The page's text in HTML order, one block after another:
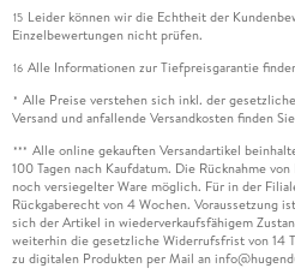
15 Leider können wir die Echtheit der
Einzelbewertungen nicht prüfen.
16 Alle Informationen zur Tiefpreisgarantie
* Alle Preise verstehen sich inkl. der
Versand und anfallende Versandkosten finden Sie
*** Alle online gekauften Versandartikel
100 Tagen nach Kaufdatum. Die Rücknahme
noch versiegelter Ware möglich. Für in der
Rückgaberecht von 4 Wochen. Voraussetzung
sich der Artikel in wiederverkaufsfähigem
weiterhin die gesetzliche Widerrufsfrist von 14
zu digitalen Produkten per Mail an